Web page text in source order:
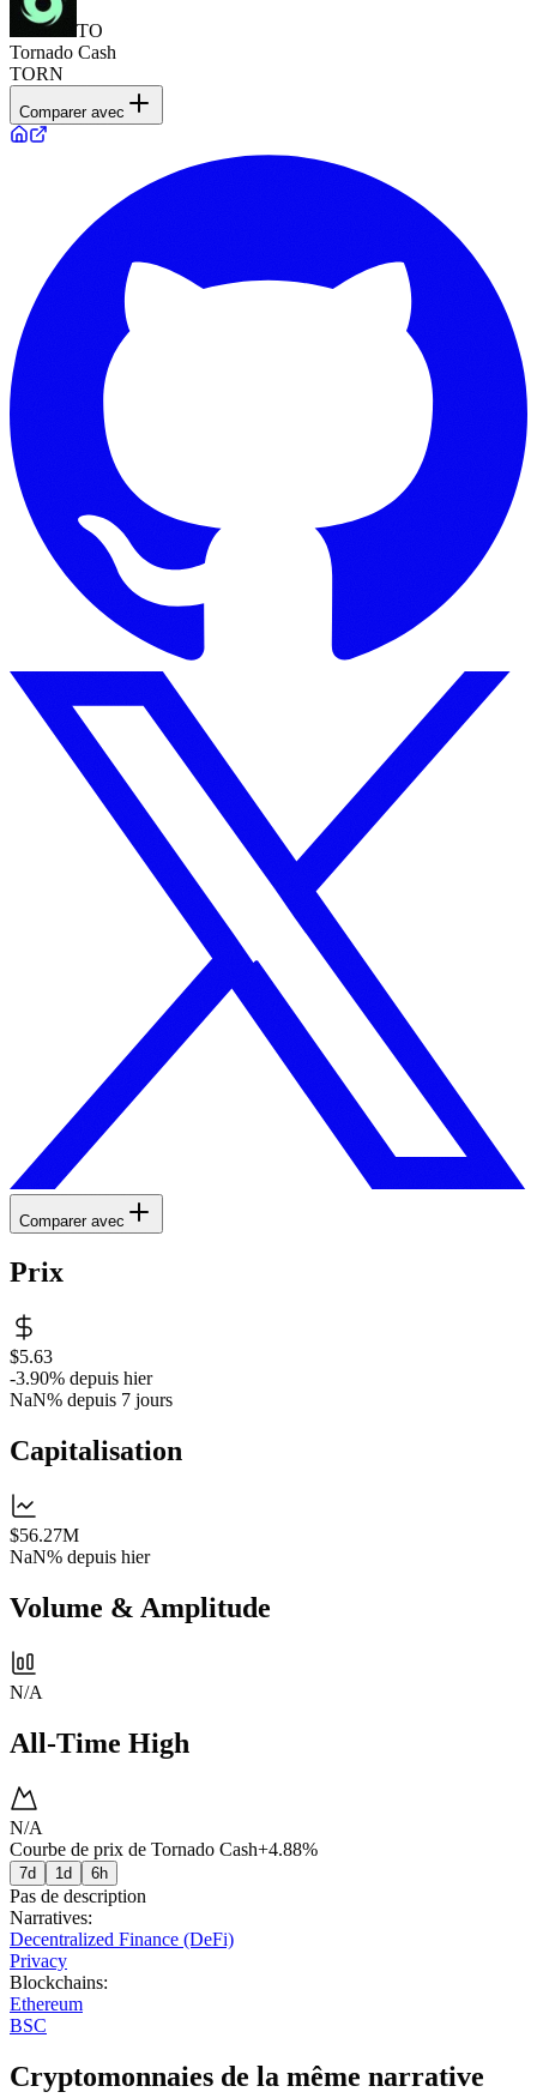
TO
Tornado Cash
TORN
Comparer avec
Comparer avec
Prix
$5.63
-3.90% depuis hier
NaN% depuis 7 jours
Capitalisation
$56.27M
NaN% depuis hier
Volume & Amplitude
N/A
All-Time High
N/A
Courbe de prix de Tornado Cash+4.88%
7d 1d 6h
Pas de description
Narratives:
Decentralized Finance (DeFi)
Privacy
Blockchains:
Ethereum
BSC
Cryptomonnaies de la même narrative